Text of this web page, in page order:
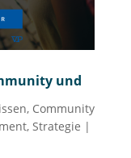
und
, Community
, Strategie |